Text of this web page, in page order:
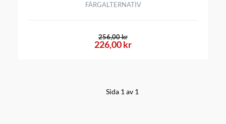
FÄRGALTERNATIV
226,00 kr
256,00 kr
Sida 1 av 1